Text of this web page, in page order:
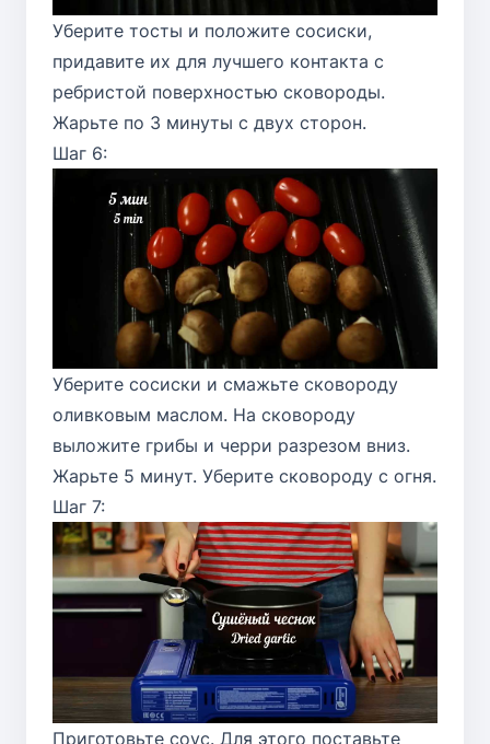
Уберите тосты и положите сосиски,
придавите их для лучшего контакта с
ребристой поверхностью сковороды.
Жарьте по 3 минуты с двух сторон.
Шаг 6:
Уберите сосиски и смажьте сковороду
оливковым маслом. На сковороду
выложите грибы и черри разрезом вниз.
Жарьте 5 минут. Уберите сковороду с огня.
Шаг 7:
Приготовьте соус. Для этого поставьте